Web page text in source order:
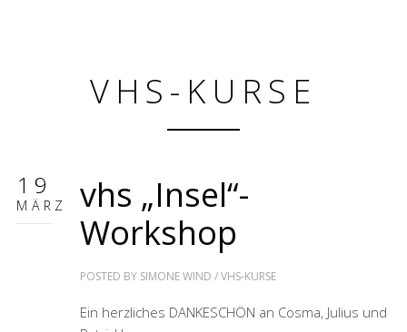
VHS-KURSE
19
MÄRZ
vhs „Insel“-
Workshop
POSTED BY SIMONE WIND /VHS-KURSE
Ein herzliches DANKESCHÖN an Cosma, Julius und